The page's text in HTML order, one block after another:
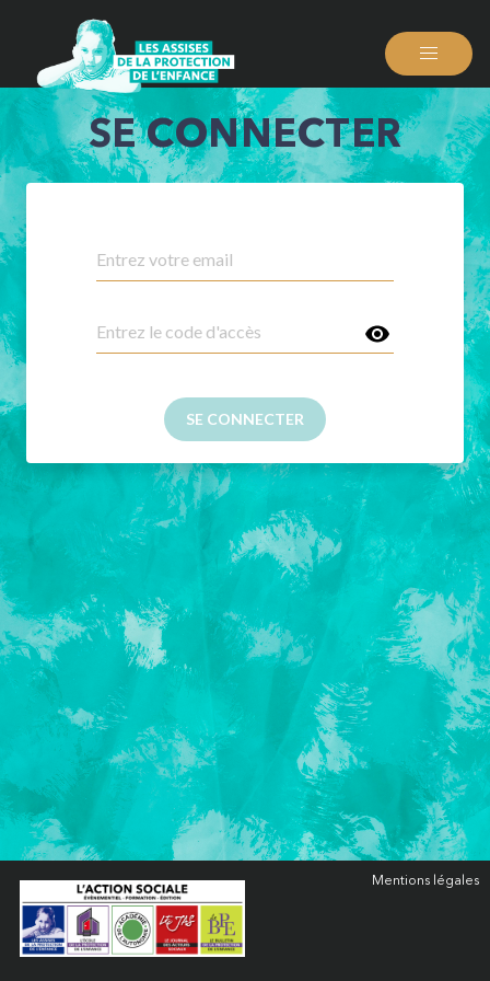
SE CONNECTER
SE CONNECTER
Mentions légales